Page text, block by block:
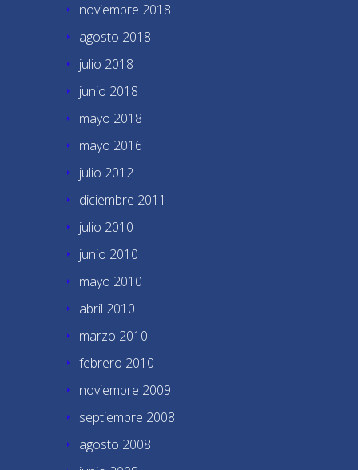
noviembre 2018
agosto 2018
julio 2018
junio 2018
mayo 2018
mayo 2016
julio 2012
diciembre 2011
julio 2010
junio 2010
mayo 2010
abril 2010
marzo 2010
febrero 2010
noviembre 2009
septiembre 2008
agosto 2008